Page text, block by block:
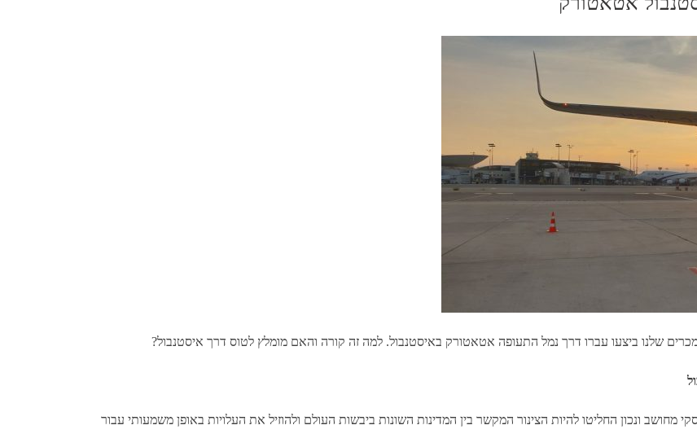
שלנו ביצעו עברו דרך נמל התעופה אטאטורק באיסטנבול. למה זה קורה והאם מומלץ לטוס דרך איסטנבול?
מחושב ונכון החליטו להיות הצינור המקשר בין המדינות השונות ביבשות העולם ולהוזיל את העלויות באופן משמעותי עבור